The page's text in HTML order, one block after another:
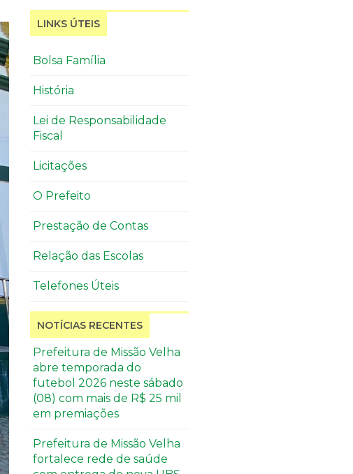
LINKS ÚTEIS
Bolsa Família
História
Lei de Responsabilidade
Fiscal
Licitações
O Prefeito
Prestação de Contas
Relação das Escolas
Telefones Úteis
NOTÍCIAS RECENTES
Prefeitura de Missão Velha
abre temporada do
futebol 2026 neste sábado
(08) com mais de R$ 25 mil
em premiações
Prefeitura de Missão Velha
fortalece rede de saúde